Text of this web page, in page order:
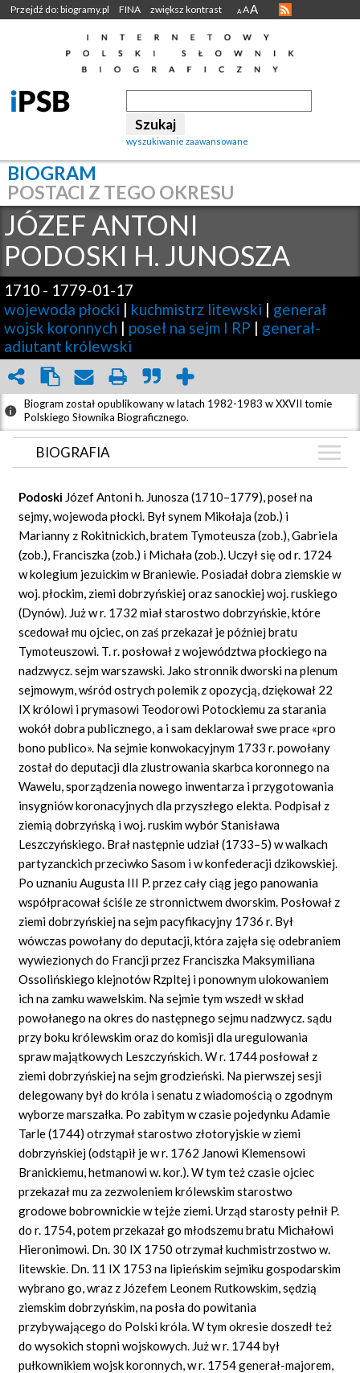
Przejdź do: biogramy.pl FINA zwiększ kontrast A AA
wyszukiwanie zaawansowane
BIOGRAM
POSTACI Z TEGO OKRESU
JÓZEF ANTONI
PODOSKI H. JUNOSZA
1710 - 1779-01-17
wojewoda płocki | kuchmistrz litewski | generał
wojsk koronnych | poseł na sejm I RP | generał-
adiutant królewski
Biogram został opublikowany w latach 1982-1983 w XXVII tomie
Polskiego Słownika Biograficznego.
BIOGRAFIA
GRAF POWIĄZAŃ
DYSKUSJA
Mapa
Podoski Józef Antoni h. Junosza (1710–1779), poseł na
sejmy, wojewoda płocki. Był synem Mikołaja (zob.) i
Marianny z Rokitnickich, bratem Tymoteusza (zob.), Gabriela
(zob.), Franciszka (zob.) i Michała (zob.). Uczył się od r. 1724
w kolegium jezuickim w Braniewie. Posiadał dobra ziemskie w
woj. płockim, ziemi dobrzyńskiej oraz sanockiej woj. ruskiego
(Dynów). Już w r. 1732 miał starostwo dobrzyńskie, które
scedował mu ojciec, on zaś przekazał je później bratu
Tymoteuszowi. T. r. posłował z województwa płockiego na
nadzwycz. sejm warszawski. Jako stronnik dworski na plenum
sejmowym, wśród ostrych polemik z opozycją, dziękował 22
IX królowi i prymasowi Teodorowi Potockiemu za starania
wokół dobra publicznego, a i sam deklarował swe prace «pro
bono publico». Na sejmie konwokacyjnym 1733 r. powołany
został do deputacji dla zlustrowania skarbca koronnego na
Wawelu, sporządzenia nowego inwentarza i przygotowania
insygniów koronacyjnych dla przyszłego elekta. Podpisał z
ziemią dobrzyńską i woj. ruskim wybór Stanisława
Leszczyńskiego. Brał następnie udział (1733–5) w walkach
partyzanckich przeciwko Sasom i w konfederacji dzikowskiej.
Po uznaniu Augusta III P. przez cały ciąg jego panowania
współpracował ściśle ze stronnictwem dworskim. Posłował z
ziemi dobrzyńskiej na sejm pacyfikacyjny 1736 r. Był
wówczas powołany do deputacji, która zajęła się odebraniem
wywiezionych do Francji przez Franciszka Maksymiliana
Ossolińskiego klejnotów Rzpltej i ponownym ulokowaniem
ich na zamku wawelskim. Na sejmie tym wszedł w skład
powołanego na okres do następnego sejmu nadzwycz. sądu
przy boku królewskim oraz do komisji dla uregulowania
spraw majątkowych Leszczyńskich. W r. 1744 posłował z
ziemi dobrzyńskiej na sejm grodzieński. Na pierwszej sesji
delegowany był do króla i senatu z wiadomością o zgodnym
wyborze marszałka. Po zabitym w czasie pojedynku Adamie
Tarle (1744) otrzymał starostwo złotoryjskie w ziemi
dobrzyńskiej (odstąpił je w r. 1762 Janowi Klemensowi
Branickiemu, hetmanowi w. kor.). W tym też czasie ojciec
przekazał mu za zezwoleniem królewskim starostwo
grodowe bobrownickie w tejże ziemi. Urząd starosty pełnił P.
do r. 1754, potem przekazał go młodszemu bratu Michałowi
Hieronimowi. Dn. 30 IX 1750 otrzymał kuchmistrzostwo w.
litewskie. Dn. 11 IX 1753 na lipieńskim sejmiku gospodarskim
wybrano go, wraz z Józefem Leonem Rutkowskim, sędzią
ziemskim dobrzyńskim, na posła do powitania
przybywającego do Polski króla. W tym okresie doszedł też
do wysokich stopni wojskowych. Już w r. 1744 był
pułkownikiem wojsk koronnych, w r. 1754 generał-majorem,